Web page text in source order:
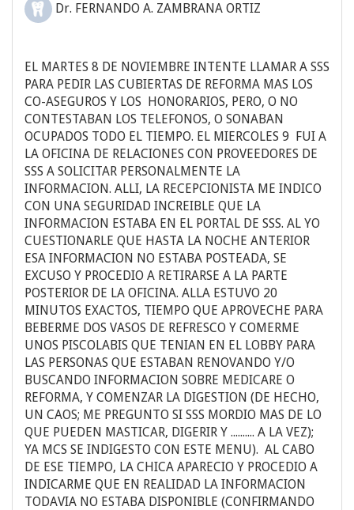
Dr. FERNANDO A. ZAMBRANA ORTIZ
EL MARTES 8 DE NOVIEMBRE INTENTE LLAMAR A SSS
PARA PEDIR LAS CUBIERTAS DE REFORMA MAS LOS
CO-ASEGUROS Y LOS HONORARIOS, PERO, O NO
CONTESTABAN LOS TELEFONOS, O SONABAN
OCUPADOS TODO EL TIEMPO. EL MIERCOLES 9 FUI A
LA OFICINA DE RELACIONES CON PROVEEDORES DE
SSS A SOLICITAR PERSONALMENTE LA
INFORMACION. ALLI, LA RECEPCIONISTA ME INDICO
CON UNA SEGURIDAD INCREIBLE QUE LA
INFORMACION ESTABA EN EL PORTAL DE SSS. AL YO
CUESTIONARLE QUE HASTA LA NOCHE ANTERIOR
ESA INFORMACION NO ESTABA POSTEADA, SE
EXCUSO Y PROCEDIO A RETIRARSE A LA PARTE
POSTERIOR DE LA OFICINA. ALLA ESTUVO 20
MINUTOS EXACTOS, TIEMPO QUE APROVECHE PARA
BEBERME DOS VASOS DE REFRESCO Y COMERME
UNOS PISCOLABIS QUE TENIAN EN EL LOBBY PARA
LAS PERSONAS QUE ESTABAN RENOVANDO Y/O
BUSCANDO INFORMACION SOBRE MEDICARE O
REFORMA, Y COMENZAR LA DIGESTION (DE HECHO,
UN CAOS; ME PREGUNTO SI SSS MORDIO MAS DE LO
QUE PUEDEN MASTICAR, DIGERIR Y .......... A LA VEZ);
YA MCS SE INDIGESTO CON ESTE MENU). AL CABO
DE ESE TIEMPO, LA CHICA APARECIO Y PROCEDIO A
INDICARME QUE EN REALIDAD LA INFORMACION
TODAVIA NO ESTABA DISPONIBLE (CONFIRMANDO